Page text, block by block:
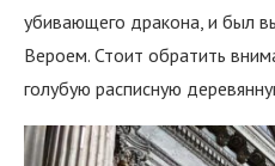
убивающего дракона, и был
Вероем. Стоит обратить
голубую расписную